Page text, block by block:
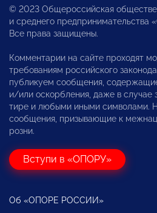
© 2023 Общероссийская
и среднего
Все права защищены.
Комментарии на сайте проходят
требованиям российского
публикуем сообщения,
и/или оскорбления, даже в случае
тире и любыми иными символами.
сообщения, призывающие к
розни.
Вступи в «ОПОРУ»
Об «ОПОРЕ РОССИИ»